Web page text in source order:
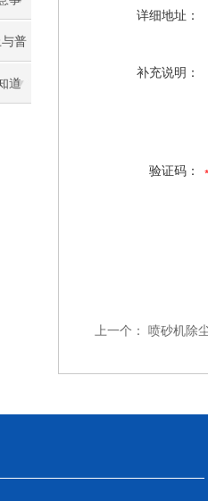
普
道
详细地址：
补充说明：
验证码：
上一个： 喷砂机除